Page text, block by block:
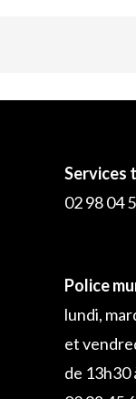
Services
02 98 04
Police
lundi,
et
de 13h30